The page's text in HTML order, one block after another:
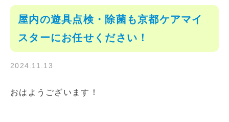
屋内の遊具点検・除菌も京都ケアマイ
スターにお任せください！
2024.11.13
おはようございます！